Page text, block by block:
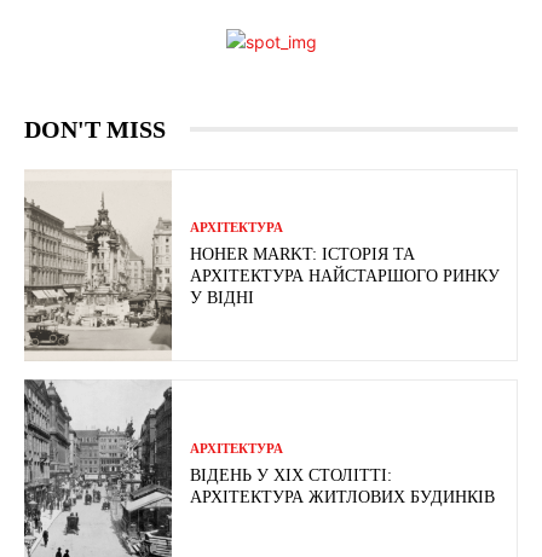
DON'T MISS
АРХІТЕКТУРА
HOHER MARKT: ІСТОРІЯ ТА
АРХІТЕКТУРА НАЙСТАРШОГО РИНКУ
У ВІДНІ
АРХІТЕКТУРА
ВІДЕНЬ У ХІХ СТОЛІТТІ:
АРХІТЕКТУРА ЖИТЛОВИХ БУДИНКІВ